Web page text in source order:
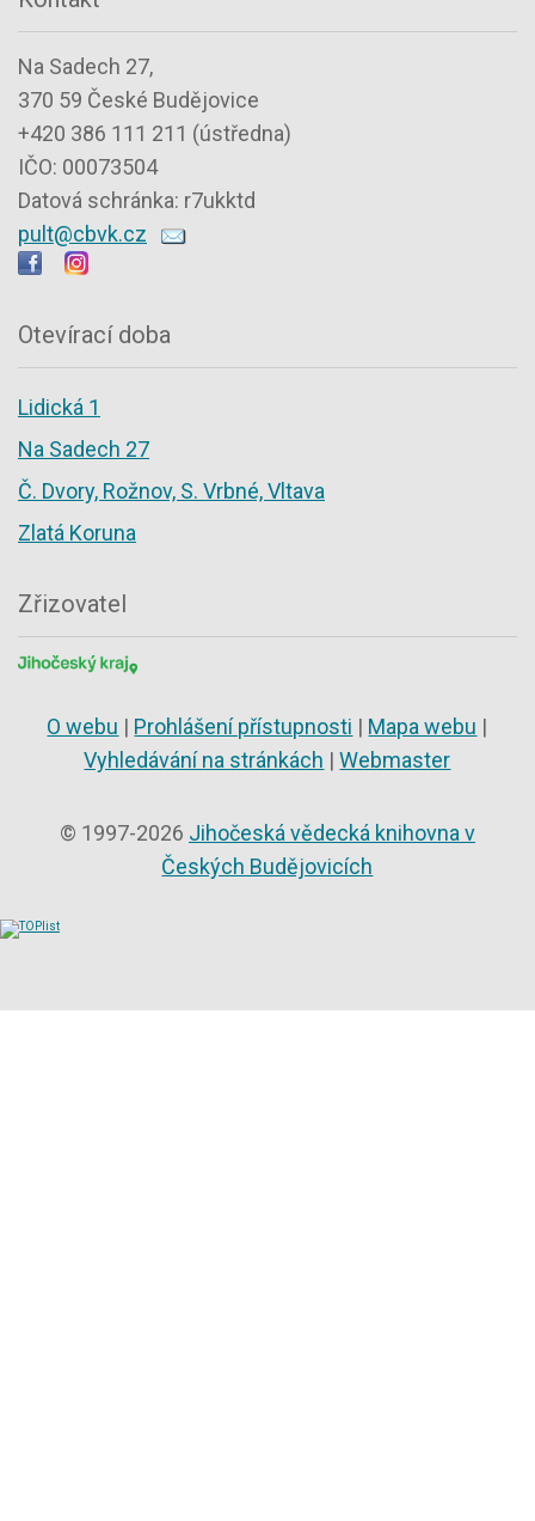
Na Sadech 27,
370 59 České Budějovice
+420 386 111 211 (ústředna)
IČO: 00073504
Datová schránka: r7ukktd
pult@cbvk.cz
Otevírací doba
Lidická 1
Na Sadech 27
Č. Dvory, Rožnov, S. Vrbné, Vltava
Zlatá Koruna
Zřizovatel
O webu | Prohlášení přístupnosti | Mapa webu |
Vyhledávání na stránkách |Webmaster
© 1997-2026 Jihočeská vědecká knihovna v
Českých Budějovicích